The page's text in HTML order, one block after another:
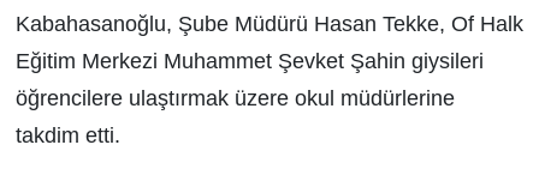
Kabahasanoğlu, Şube Müdürü Hasan Tekke, Of Halk
Eğitim Merkezi Muhammet Şevket Şahin giysileri
öğrencilere ulaştırmak üzere okul müdürlerine
takdim etti.